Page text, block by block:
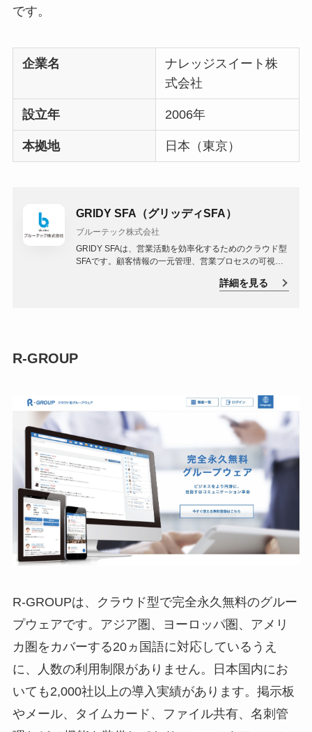
です。
企業名
ナレッジスイート株
式会社
設立年 2006年
本拠地 日本（東京）
GRIDY SFA（グリッディSFA）
ブルーテック株式会社
GRIDY SFAは、営業活動を効率化するためのクラウド型
SFAです。顧客情報の一元管理、営業プロセスの可視
詳細を見る
R-GROUP
R-GROUPは、クラウド型で完全永久無料のグルー
プウェアです。アジア圏、ヨーロッパ圏、アメリ
カ圏をカバーする20ヵ国語に対応しているうえ
に、人数の利用制限がありません。日本国内にお
いても2,000社以上の導入実績があります。掲示板
やメール、タイムカード、ファイル共有、名刺管